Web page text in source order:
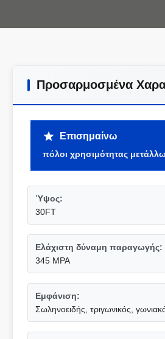
Προσαρμοσμένα
Επισημαίνω
πόλοι χρησιμότητας
Ύψος:
30FT
Ελάχιστη δύναμη παραγωγής:
345 MPA
Εμφάνιση:
Σωληνοειδής, τριγωνικός,